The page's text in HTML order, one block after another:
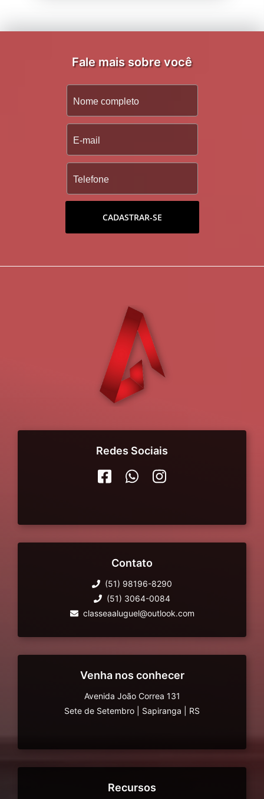
Fale mais sobre você
CADASTRAR-SE
Redes Sociais
Contato
(51) 98196-8290
(51) 3064-0084
classeaaluguel@outlook.com
Venha nos conhecer
Avenida João Correa 131
Sete de Setembro
Sapiranga RS
Recursos